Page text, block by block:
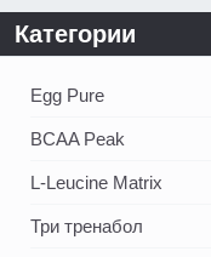
Категории
Egg Pure
BCAA Peak
L-Leucine Matrix
Три тренабол